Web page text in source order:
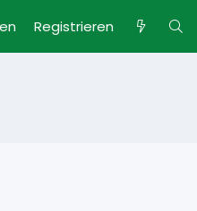
Registrieren